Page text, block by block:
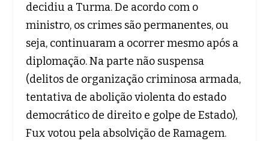
decidiu a Turma. De acordo com o
ministro, os crimes são permanentes, ou
seja, continuaram a ocorrer mesmo após a
diplomação. Na parte não suspensa
(delitos de organização criminosa armada,
tentativa de abolição violenta do estado
democrático de direito e golpe de Estado),
Fux votou pela absolvição de Ramagem.